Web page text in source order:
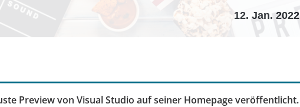
12. Jan. 2022
Preview von Visual Studio auf seiner Homepage veröffentlicht.